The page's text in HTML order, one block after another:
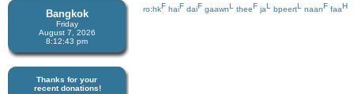
Bangkok
Friday
August 7, 2026
8:12:43 pm
Thanks for your
recent donations!
ro:hkF haiF daiF gaawnL theeF jaL bpeertL naanF faaH